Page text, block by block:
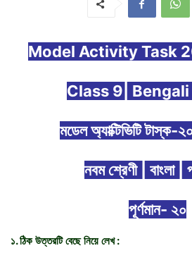
Model Activity Task
Class 9|
মডেল অ্যাক্টিভিটি টাস্ক-
নবম শ্রেণী | বাংলা |
পূর্ণমান- ২০
১.ঠিক উত্তরটি বেছে নিয়ে লেখ: